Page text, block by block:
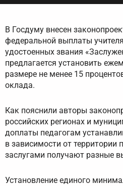
В Госдуму внесен
федеральной выплаты
удостоенных звания
предлагается установить
размере не менее 15
оклада.
Как пояснили авторы
российских регионах и
доплаты педагогам
в зависимости от территории
заслугами получают разные
Установление единого